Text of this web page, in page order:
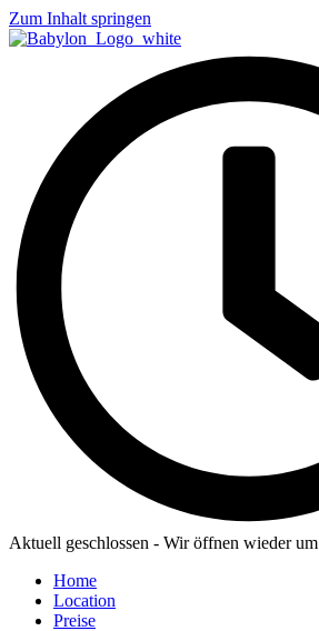
Zum Inhalt springen
Aktuell geschlossen - Wir öffnen wieder um
Home
Location
Preise